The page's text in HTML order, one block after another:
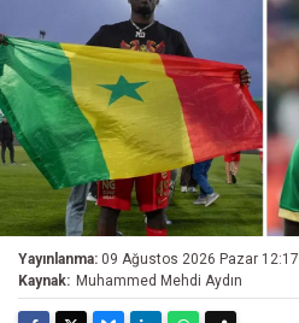
Yayınlanma: 09 Ağustos 2026 Pazar 12:17
Kaynak: Muhammed Mehdi Aydın